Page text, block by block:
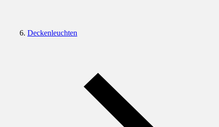
Deckenleuchten